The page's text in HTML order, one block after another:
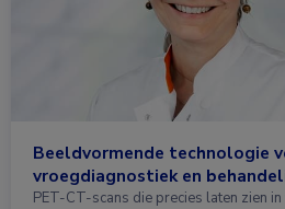
Beeldvormende technologie
vroegdiagnostiek en
PET-CT-scans die precies laten zien